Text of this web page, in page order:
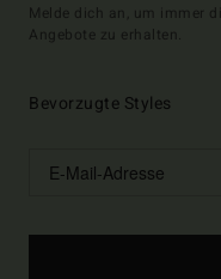
Melde dich an, um immer
Angebote zu erhalten.
Bevorzugte Styles